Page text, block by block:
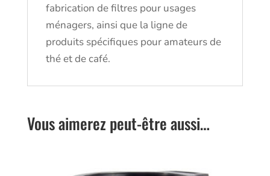
fabrication de filtres pour usages
ménagers, ainsi que la ligne de
produits spécifiques pour amateurs de
thé et de café.
Vous aimerez peut-être aussi…